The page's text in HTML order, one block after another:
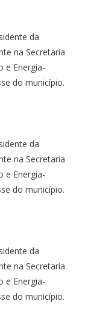
da
na Secretaria
e Energia-
do município.
da
na Secretaria
e Energia-
do município.
da
na Secretaria
e Energia-
do município.